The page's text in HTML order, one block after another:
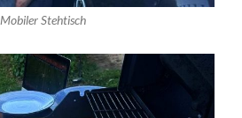
Mobiler Stehtisch